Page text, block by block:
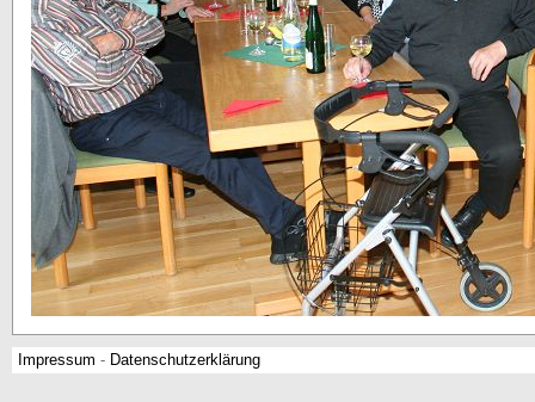
Impressum - Datenschutzerklärung